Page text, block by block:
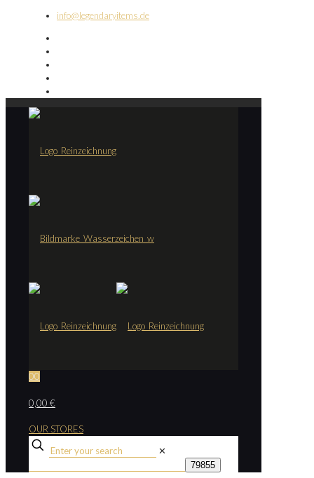
info@legendaryitems.de
00
0,00 €
OUR STORES
✕